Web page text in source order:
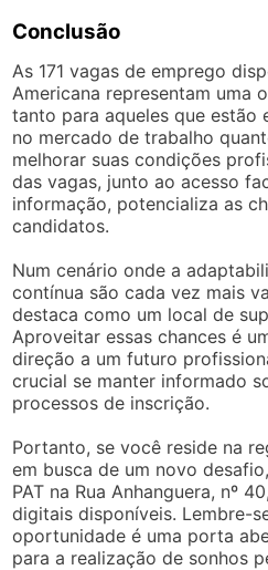
Conclusão
As 171 vagas de emprego
Americana representam uma
tanto para aqueles que estão
no mercado de trabalho
melhorar suas condições
das vagas, junto ao acesso
informação, potencializa as
candidatos.
Num cenário onde a
contínua são cada vez mais
destaca como um local de
Aproveitar essas chances é
direção a um futuro
crucial se manter informado
processos de inscrição.
Portanto, se você reside na
em busca de um novo
PAT na Rua Anhanguera, nº
digitais disponíveis. Lembre-
oportunidade é uma porta
para a realização de sonhos